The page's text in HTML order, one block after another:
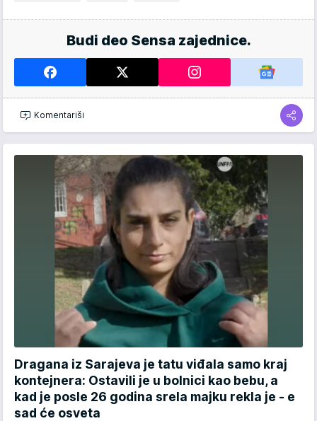
Budi deo Sensa zajednice.
Komentariši
Dragana iz Sarajeva je tatu viđala samo kraj
kontejnera: Ostavili je u bolnici kao bebu, a
kad je posle 26 godina srela majku rekla je - e
sad će osveta